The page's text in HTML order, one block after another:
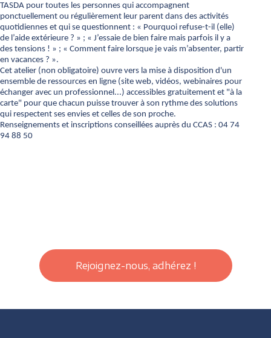
TASDA pour toutes les personnes qui accompagnent
ponctuellement ou régulièrement leur parent dans des activités
quotidiennes et qui se questionnent : « Pourquoi refuse-t-il (elle)
de l’aide extérieure ? » ; « J’essaie de bien faire mais parfois il y a
des tensions ! » ; « Comment faire lorsque je vais m’absenter, partir
en vacances ? ».
Cet atelier (non obligatoire) ouvre vers la mise à disposition d'un
ensemble de ressources en ligne (site web, vidéos, webinaires pour
échanger avec un professionnel...) accessibles gratuitement et "à la
carte" pour que chacun puisse trouver à son rythme des solutions
qui respectent ses envies et celles de son proche.
Renseignements et inscriptions conseillées auprès du CCAS : 04 74
94 88 50
Rejoignez-nous, adhérez !